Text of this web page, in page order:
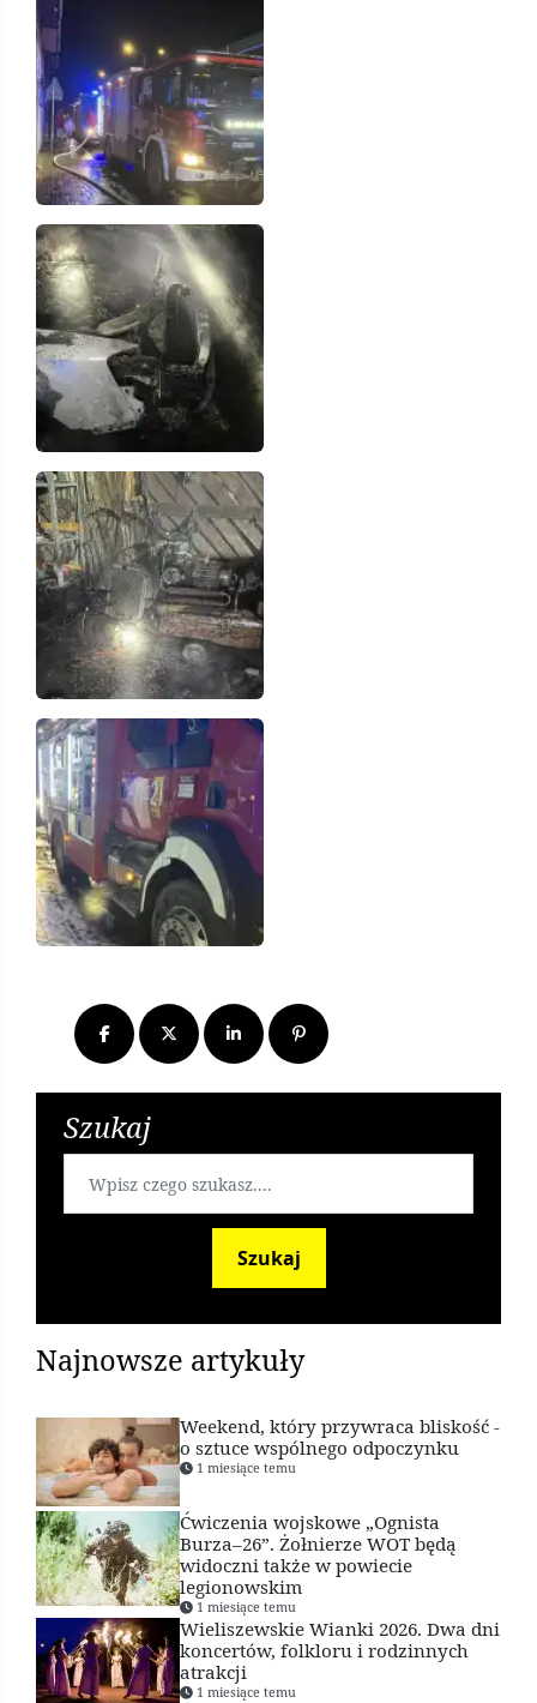
Szukaj
Szukaj
Najnowsze artykuły
Weekend, który przywraca bliskość -
o sztuce wspólnego odpoczynku
1 miesiące temu
Ćwiczenia wojskowe „Ognista
Burza–26”. Żołnierze WOT będą
widoczni także w powiecie
legionowskim
1 miesiące temu
Wieliszewskie Wianki 2026. Dwa dni
koncertów, folkloru i rodzinnych
atrakcji
1 miesiące temu